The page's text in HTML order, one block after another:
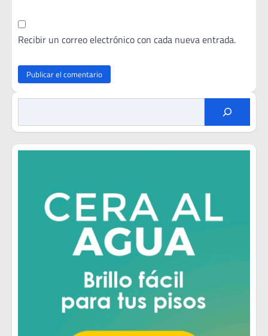
Recibir un correo electrónico con cada nueva entrada.